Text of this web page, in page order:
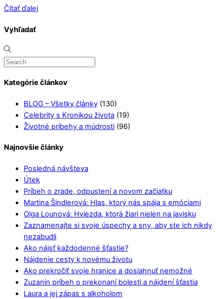
Čítať ďalej
Vyhľadať
Kategórie článkov
BLOG – Všetky články (130)
Celebrity s Kronikou života (19)
Životné príbehy a múdrosti (96)
Najnovšie články
Posledná návšteva
Útek
Príbeh o zrade, odpustení a novom začiatku
Martina Šindlerová: Hlas, ktorý nás spája s emóciami
Olga Lounová: Hviezda, ktorá žiari nielen na javisku
Zaznamenajte si svoje úspechy a sny, aby ste ich nikdy
nezabudli
Ako nájsť každodenné šťastie?
Nájdenie cesty k novému životu
Ako prekročiť svoje hranice a dosiahnuť nemožné
Zuzanin príbeh o prekonaní bolesti a nájdení šťastia
Laura a jej zápas s alkoholom